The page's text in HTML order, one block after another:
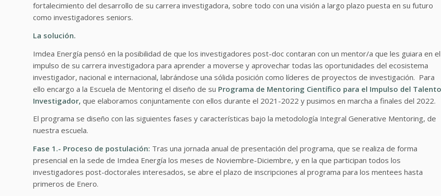
fortalecimiento del desarrollo de su carrera investigadora, sobre todo con una visión a largo plazo puesta en su futuro
como investigadores seniors.
La solución.
Imdea Energía pensó en la posibilidad de que los investigadores post-doc contaran con un mentor/a que les guiara en el
impulso de su carrera investigadora para aprender a moverse y aprovechar todas las oportunidades del ecosistema
investigador, nacional e internacional, labrándose una sólida posición como líderes de proyectos de investigación. Para
ello encargo a la Escuela de Mentoring el diseño de su Programa de Mentoring Científico para el Impulso del Talento
Investigador, que elaboramos conjuntamente con ellos durante el 2021-2022 y pusimos en marcha a finales del 2022.
El programa se diseño con las siguientes fases y características bajo la metodología Integral Generative Mentoring, de
nuestra escuela.
Fase 1.- Proceso de postulación: Tras una jornada anual de presentación del programa, que se realiza de forma
presencial en la sede de Imdea Energía los meses de Noviembre-Diciembre, y en la que participan todos los
investigadores post-doctorales interesados, se abre el plazo de inscripciones al programa para los mentees hasta
primeros de Enero.